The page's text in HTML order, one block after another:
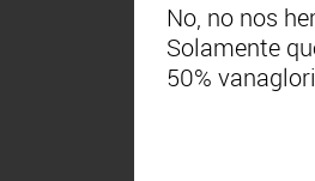
No, no nos
Solamente
50%